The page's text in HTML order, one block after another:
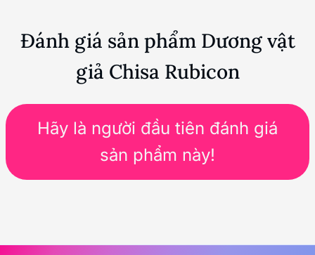
Đánh giá sản phẩm Dương vật
giả Chisa Rubicon
Hãy là người đầu tiên đánh giá
sản phẩm này!